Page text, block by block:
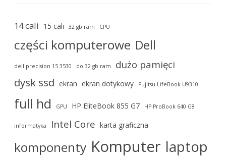
14 cali 15 cali 32 gb ram CPU
części komputerowe Dell
dell precision 15 3530 do 32 gb ram dużo pamięci
dysk ssd ekran ekran dotykowy Fujitsu LifeBook U9310
full hd GPU HP EliteBook 855 G7 HP ProBook 640 G8
informatyka Intel Core karta graficzna
komponenty Komputer laptop